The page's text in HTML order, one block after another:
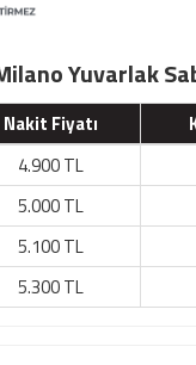
Yuvarlak
Nakit Fiyatı
4.900 TL
5.000 TL
5.100 TL
5.300 TL